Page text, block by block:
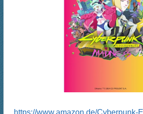
https://www.amazon.de/Cyberpunk-